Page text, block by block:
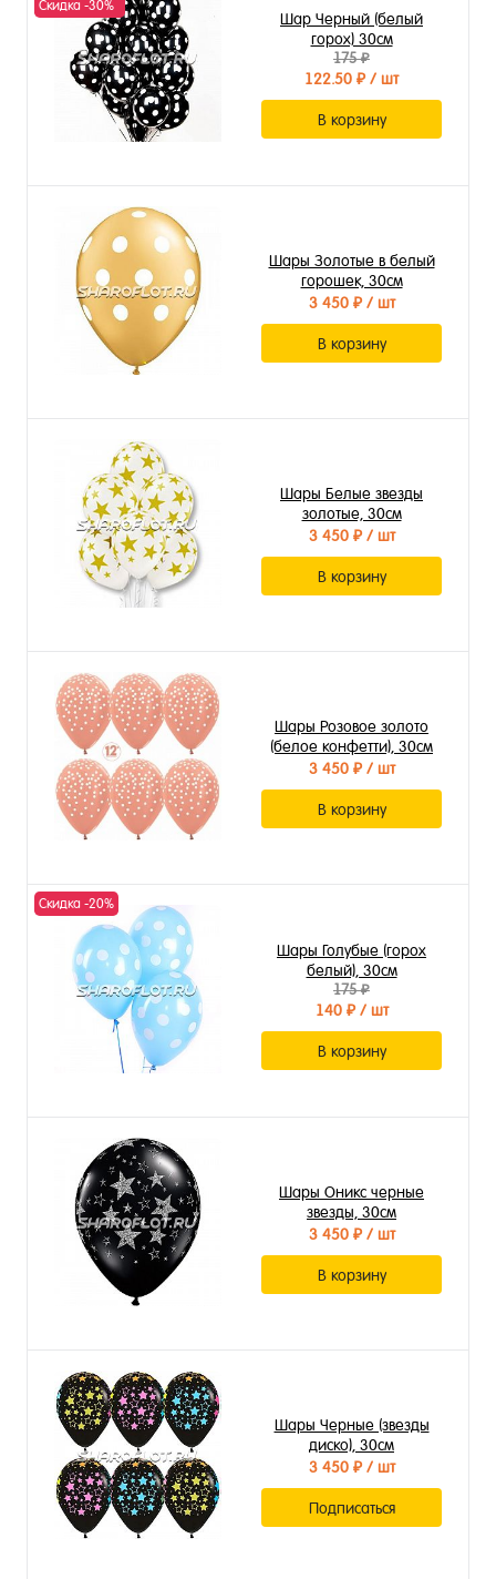
Скидка -30%
Шар Черный (белый
горох) 30см
175 ₽
122.50 ₽/ шт
В корзину
Шары Золотые в белый
горошек, 30см
3 450 ₽/ шт
В корзину
Шары Белые звезды
золотые, 30см
3 450 ₽/ шт
В корзину
Шары Розовое золото
(белое конфетти), 30см
3 450 ₽/ шт
В корзину
Скидка -20%
Шары Голубые (горох
белый), 30см
175 ₽
140 ₽/ шт
В корзину
Шары Оникс черные
звезды, 30см
3 450 ₽/ шт
В корзину
Шары Черные (звезды
диско), 30см
3 450 ₽/ шт
Подписаться